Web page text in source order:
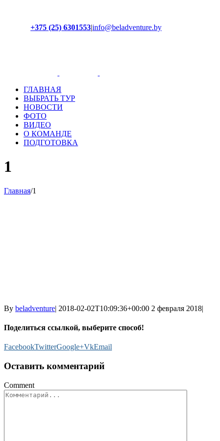
+375 (25) 6301553|info@beladventure.by
ГЛАВНАЯ
ВЫБРАТЬ ТУР
НОВОСТИ
ФОТО
ВИДЕО
О КОМАНДЕ
ПОДГОТОВКА
1
Главная/1
By beladventure| 2018-02-02T10:09:36+00:00 2 февраля 2018|
Поделиться ссылкой, выберите способ!
FacebookTwitterGoogle+VkEmail
Оставить комментарий
Comment